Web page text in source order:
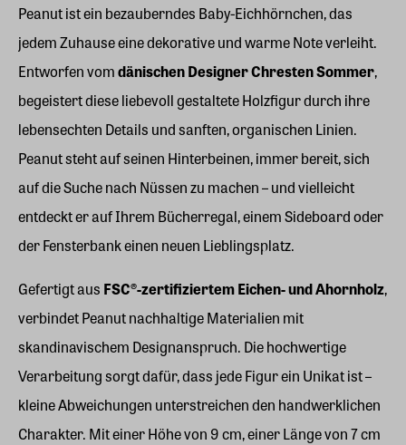
Peanut ist ein bezauberndes Baby-Eichhörnchen, das
jedem Zuhause eine dekorative und warme Note verleiht.
Entworfen vomdänischen Designer Chresten Sommer,
begeistert diese liebevoll gestaltete Holzfigur durch ihre
lebensechten Details und sanften, organischen Linien.
Peanut steht auf seinen Hinterbeinen, immer bereit, sich
auf die Suche nach Nüssen zu machen – und vielleicht
entdeckt er auf Ihrem Bücherregal, einem Sideboard oder
der Fensterbank einen neuen Lieblingsplatz.
Gefertigt aus FSC®-zertifiziertem Eichen- und Ahornholz,
verbindet Peanut nachhaltige Materialien mit
skandinavischem Designanspruch. Die hochwertige
Verarbeitung sorgt dafür, dass jede Figur ein Unikat ist –
kleine Abweichungen unterstreichen den handwerklichen
Charakter. Mit einer Höhe von 9 cm, einer Länge von 7 cm